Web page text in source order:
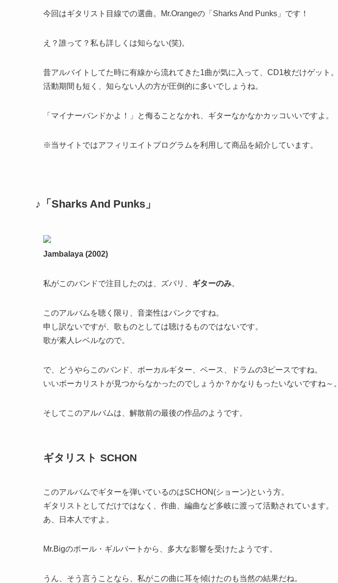
今回はギタリスト目線での選曲。Mr.Orangeの「Sharks And Punks」です！
え？誰って？私も詳しくは知らない(笑)。
昔アルバイトしてた時に有線から流れてきた1曲が気に入って、CD1枚だけゲット。
活動期間も短く、知らない人の方が圧倒的に多いでしょうね。
「マイナーバンドかよ！」と侮ることなかれ、ギターなかなかカッコいいですよ。
※当サイトではアフィリエイトプログラムを利用して商品を紹介しています。
♪「Sharks And Punks」
Jambalaya (2002)
私がこのバンドで注目したのは、ズバリ、 ギターのみ。
このアルバムを聴く限り、音楽性はパンクですね。
申し訳ないですが、歌ものとしては聴けるものではないです。
歌が素人レベルなので。
で、どうやらこのバンド、ボーカルギター、ベース、ドラムの3ピースですね。
いいボーカリストが見つからなかったのでしょうか？かなりもったいないですね～。
そしてこのアルバムは、解散前の最後の作品のようです。
ギタリスト SCHON
このアルバムでギターを弾いているのはSCHON(ショーン)という方。
ギタリストとしてだけではなく、作曲、編曲など多岐に渡って活動されています。
あ、日本人ですよ。
Mr.Bigのポール・ギルバートから、多大な影響を受けたようです。
うん、そう言うことなら、私がこの曲に耳を傾けたのも当然の結果だね。